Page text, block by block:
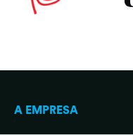
A EMPRESA